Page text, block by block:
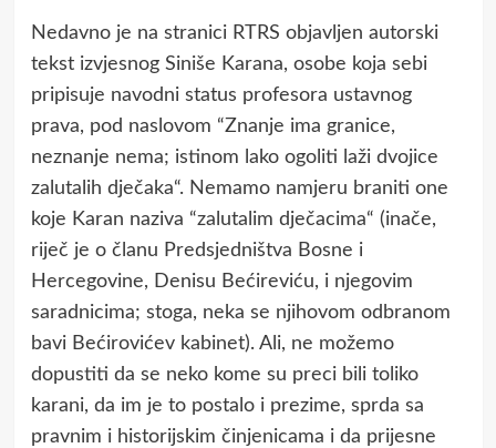
Nedavno je na stranici RTRS objavljen autorski
tekst izvjesnog Siniše Karana, osobe koja sebi
pripisuje navodni status profesora ustavnog
prava, pod naslovom “Znanje ima granice,
neznanje nema; istinom lako ogoliti laži dvojice
zalutalih dječaka“. Nemamo namjeru braniti one
koje Karan naziva “zalutalim dječacima“ (inače,
riječ je o članu Predsjedništva Bosne i
Hercegovine, Denisu Bećireviću, i njegovim
saradnicima; stoga, neka se njihovom odbranom
bavi Bećirovićev kabinet). Ali, ne možemo
dopustiti da se neko kome su preci bili toliko
karani, da im je to postalo i prezime, sprda sa
pravnim i historijskim činjenicama i da prijesne